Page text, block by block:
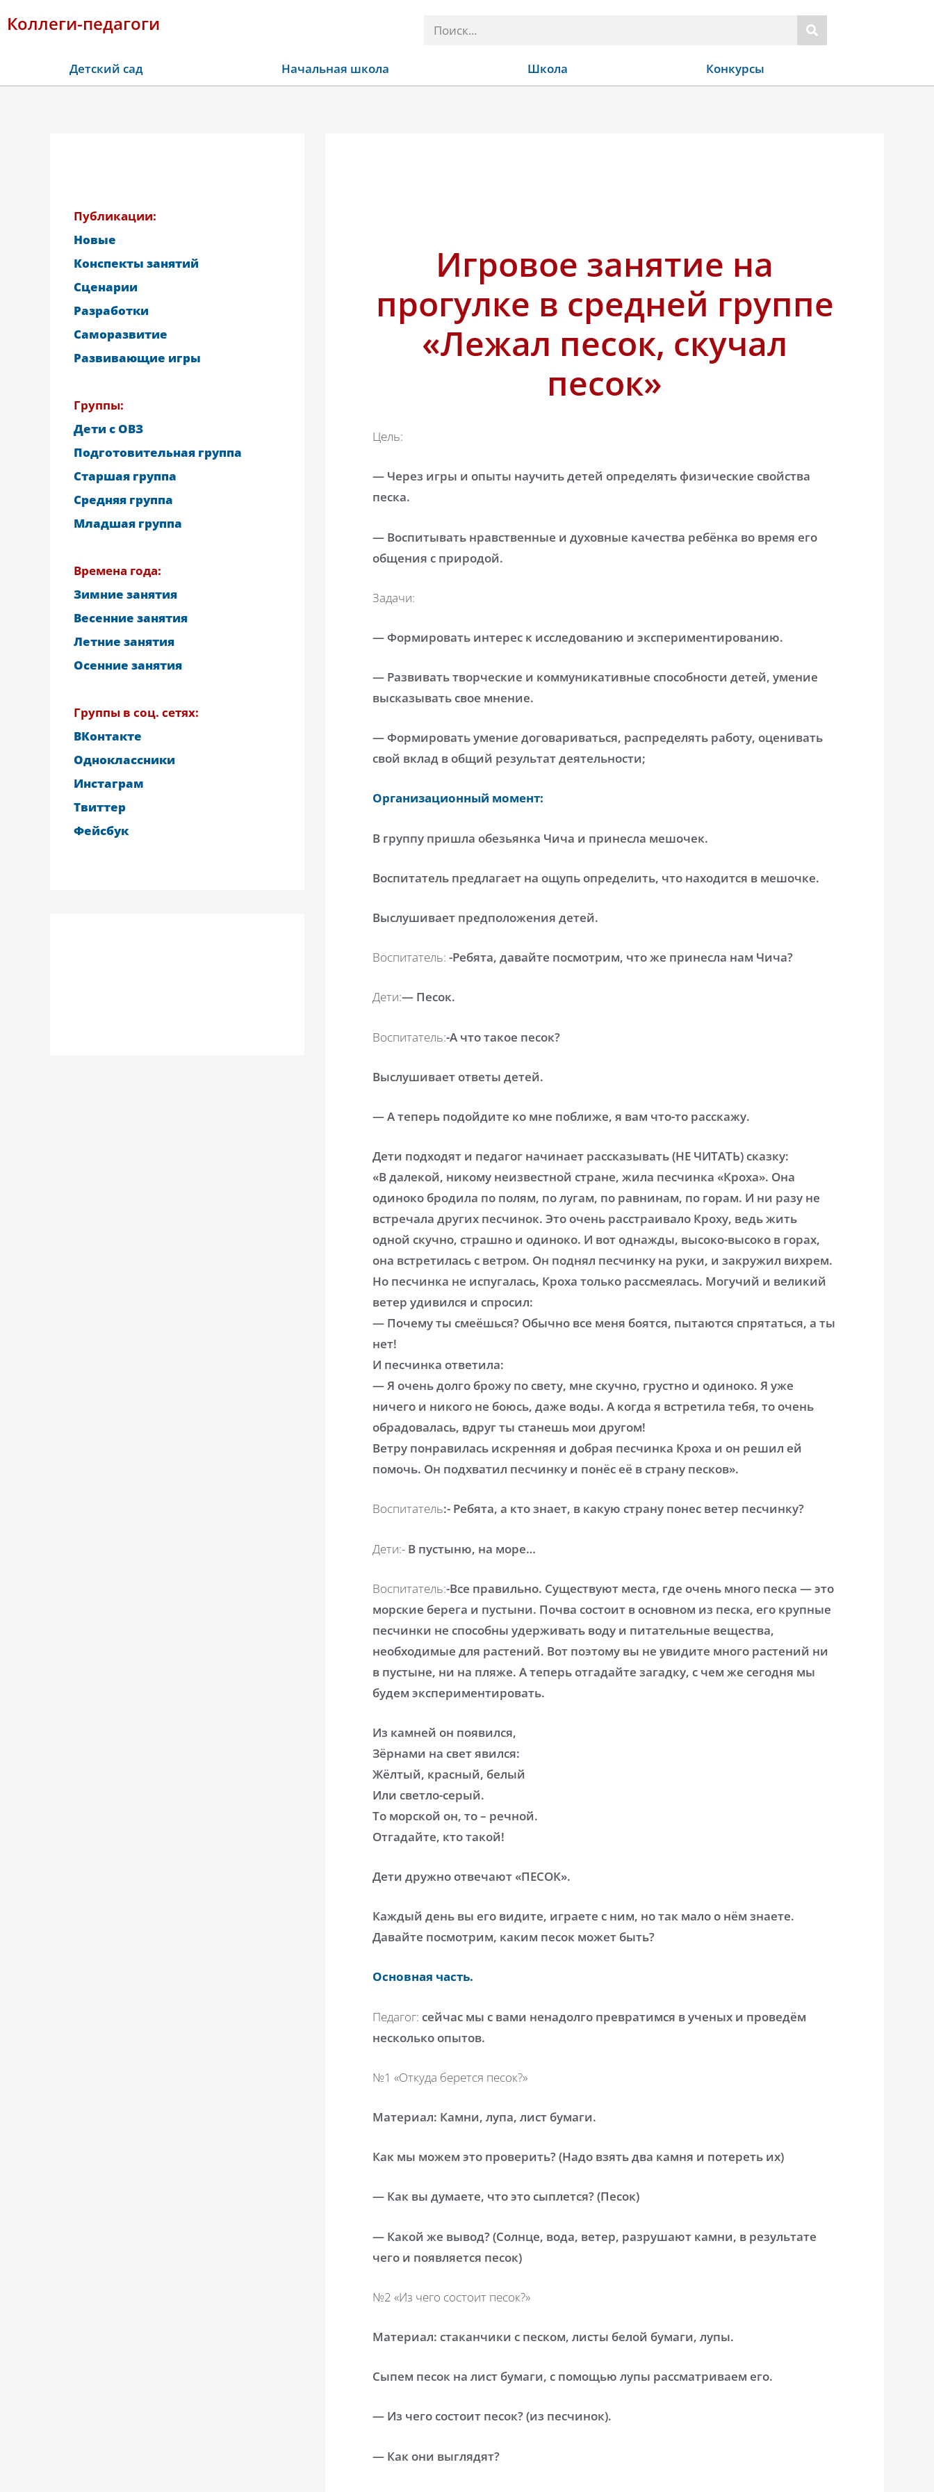
Коллеги-педагоги Поиск
Детский сад Начальная школа Школа Конкурсы
Публикации:
Новые
Конспекты занятий
Сценарии
Разработки
Саморазвитие
Развивающие игры
Группы:
Дети с ОВЗ
Подготовительная группа
Старшая группа
Средняя группа
Младшая группа
Времена года:
Зимние занятия
Весенние занятия
Летние занятия
Осенние занятия
Группы в соц. сетях:
ВКонтакте
Одноклассники
Инстаграм
Твиттер
Фейсбук
Игровое занятие на
прогулке в средней группе
«Лежал песок, скучал
песок»
Цель:
— Через игры и опыты научить детей определять физические свойства
песка.
— Воспитывать нравственные и духовные качества ребёнка во время его
общения с природой.
Задачи:
— Формировать интерес к исследованию и экспериментированию.
— Развивать творческие и коммуникативные способности детей, умение
высказывать свое мнение.
— Формировать умение договариваться, распределять работу, оценивать
свой вклад в общий результат деятельности;
Организационный момент:
В группу пришла обезьянка Чича и принесла мешочек.
Воспитатель предлагает на ощупь определить, что находится в мешочке.
Выслушивает предположения детей.
Воспитатель: -Ребята, давайте посмотрим, что же принесла нам Чича?
Дети:— Песок.
Воспитатель:-А что такое песок?
Выслушивает ответы детей.
— А теперь подойдите ко мне поближе, я вам что-то расскажу.
Дети подходят и педагог начинает рассказывать (НЕ ЧИТАТЬ) сказку:
«В далекой, никому неизвестной стране, жила песчинка «Кроха». Она
одиноко бродила по полям, по лугам, по равнинам, по горам. И ни разу не
встречала других песчинок. Это очень расстраивало Кроху, ведь жить
одной скучно, страшно и одиноко. И вот однажды, высоко-высоко в горах,
она встретилась с ветром. Он поднял песчинку на руки, и закружил вихрем.
Но песчинка не испугалась, Кроха только рассмеялась. Могучий и великий
ветер удивился и спросил:
— Почему ты смеёшься? Обычно все меня боятся, пытаются спрятаться, а ты
нет!
И песчинка ответила:
— Я очень долго брожу по свету, мне скучно, грустно и одиноко. Я уже
ничего и никого не боюсь, даже воды. А когда я встретила тебя, то очень
обрадовалась, вдруг ты станешь мои другом!
Ветру понравилась искренняя и добрая песчинка Кроха и он решил ей
помочь. Он подхватил песчинку и понёс её в страну песков».
Воспитатель:- Ребята, а кто знает, в какую страну понес ветер песчинку?
Дети:- В пустыню, на море…
Воспитатель:-Все правильно. Существуют места, где очень много песка — это
морские берега и пустыни. Почва состоит в основном из песка, его крупные
песчинки не способны удерживать воду и питательные вещества,
необходимые для растений. Вот поэтому вы не увидите много растений ни
в пустыне, ни на пляже. А теперь отгадайте загадку, с чем же сегодня мы
будем экспериментировать.
Из камней он появился,
Зёрнами на свет явился:
Жёлтый, красный, белый
Или светло-серый.
То морской он, то – речной.
Отгадайте, кто такой!
Дети дружно отвечают «ПЕСОК».
Каждый день вы его видите, играете с ним, но так мало о нём знаете.
Давайте посмотрим, каким песок может быть?
Основная часть.
Педагог: сейчас мы с вами ненадолго превратимся в ученых и проведём
несколько опытов.
№1 «Откуда берется песок?»
Материал: Камни, лупа, лист бумаги.
Как мы можем это проверить? (Надо взять два камня и потереть их)
— Как вы думаете, что это сыплется? (Песок)
— Какой же вывод? (Солнце, вода, ветер, разрушают камни, в результате
чего и появляется песок)
№2 «Из чего состоит песок?»
Материал: стаканчики с песком, листы белой бумаги, лупы.
Сыпем песок на лист бумаги, с помощью лупы рассматриваем его.
— Из чего состоит песок? (из песчинок).
— Как они выглядят?